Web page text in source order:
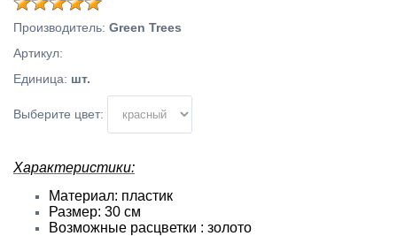
Производитель: Green Trees
Артикул:
Единица: шт.
Выберите цвет:
Характеристики:
Материал: пластик
Размер: 30 см
Возможные расцветки : золото